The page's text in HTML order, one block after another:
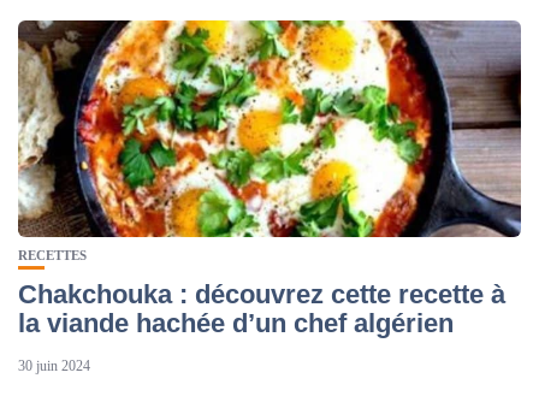
RECETTES
Chakchouka : découvrez cette recette à
la viande hachée d’un chef algérien
30 juin 2024